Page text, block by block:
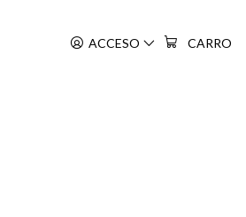
ACCESO CARRO